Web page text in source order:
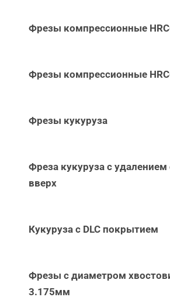
Фрезы компрессионные
Фрезы компрессионные
Фрезы кукуруза
Фреза кукуруза с
вверх
Кукуруза с DLC покрытием
Фрезы с диаметром
3.175мм